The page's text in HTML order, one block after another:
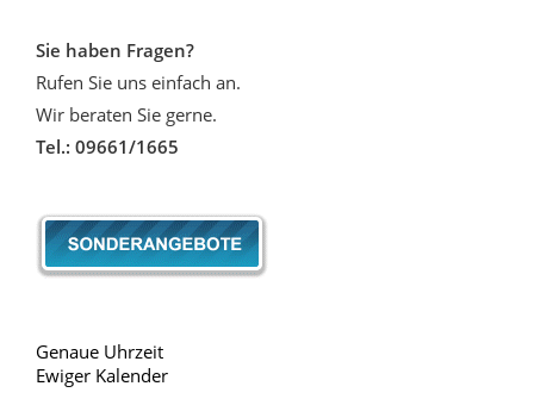
Sie haben Fragen?
Rufen Sie uns einfach an.
Wir beraten Sie gerne.
Tel.: 09661/1665
Genaue Uhrzeit
Ewiger Kalender